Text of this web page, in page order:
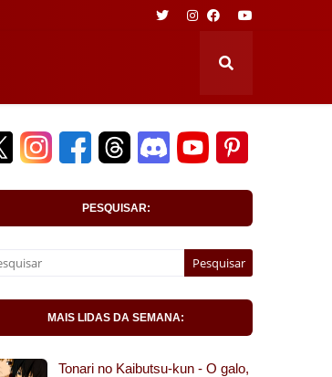
PESQUISAR:
MAIS LIDAS DA SEMANA:
Tonari no Kaibutsu-kun - O galo,